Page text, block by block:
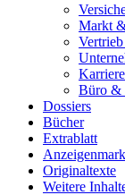
Markt
Büro &
Dossiers
Bücher
Extrablatt
Originaltexte
Weitere